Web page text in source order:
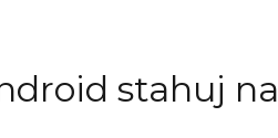
stahuj na